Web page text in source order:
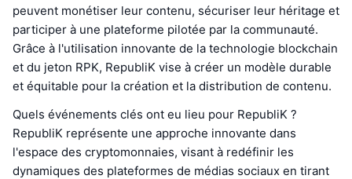
peuvent monétiser leur contenu, sécuriser leur héritage et
participer à une plateforme pilotée par la communauté.
Grâce à l'utilisation innovante de la technologie blockchain
et du jeton RPK, RepubliK vise à créer un modèle durable
et équitable pour la création et la distribution de contenu.
Quels événements clés ont eu lieu pour RepubliK ?
RepubliK représente une approche innovante dans
l'espace des cryptomonnaies, visant à redéfinir les
dynamiques des plateformes de médias sociaux en tirant